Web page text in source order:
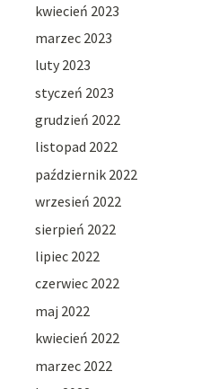
kwiecień 2023
marzec 2023
luty 2023
styczeń 2023
grudzień 2022
listopad 2022
październik 2022
wrzesień 2022
sierpień 2022
lipiec 2022
czerwiec 2022
maj 2022
kwiecień 2022
marzec 2022